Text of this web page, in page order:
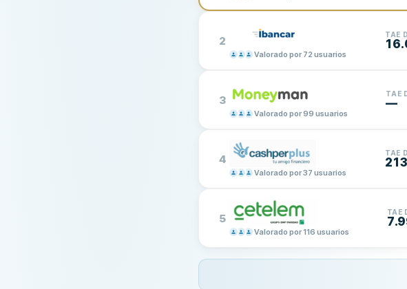
2
Valorado por 72 usuarios
TAE
3
Valorado por 99 usuarios
TAE
—
4
Valorado por 37 usuarios
TAE
5
Valorado por 116 usuarios
TAE